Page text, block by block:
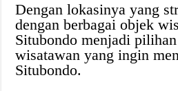
Dengan lokasinya yang
dengan berbagai objek
Situbondo menjadi
wisatawan yang ingin
Situbondo.